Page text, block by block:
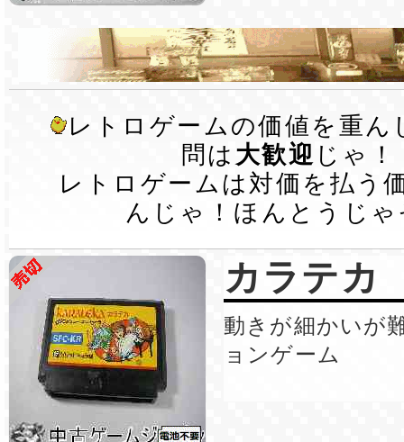
レトロゲームの価値を重ん
問は 大歓迎 じゃ！
レトロゲームは対価を払う
んじゃ！ほんとうじゃ
カラテカ
動きが細かいが
ョンゲーム